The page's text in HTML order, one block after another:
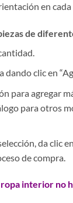
en
de
dando clic en
para agregar
para otros
da clic
de compra.
interior no